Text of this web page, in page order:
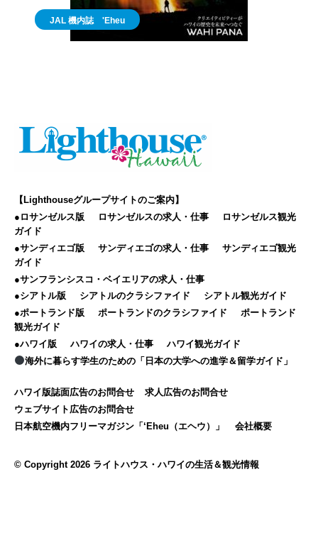
JAL 機内誌 'Eheu
【Lighthouseグループサイトのご案内】
●ロサンゼルス版
ロサンゼルスの求人・仕事
ロサンゼルス観光
ガイド
●サンディエゴ版
サンディエゴの求人・仕事
サンディエゴ観光
ガイド
●サンフランシスコ・ベイエリアの求人・仕事
●シアトル版
シアトルのクラシファイド
シアトル観光ガイド
●ポートランド版
ポートランドのクラシファイド
ポートランド
観光ガイド
●ハワイ版
ハワイの求人・仕事
ハワイ観光ガイド
海外に暮らす学生のための「日本の大学への進学＆留学ガイド」
ハワイ版誌面広告のお問合せ
求人広告のお問合せ
ウェブサイト広告のお問合せ
日本航空機内フリーマガジン「‘Eheu（エヘウ）」
会社概要
© Copyright 2026 ライトハウス・ハワイの生活＆観光情報